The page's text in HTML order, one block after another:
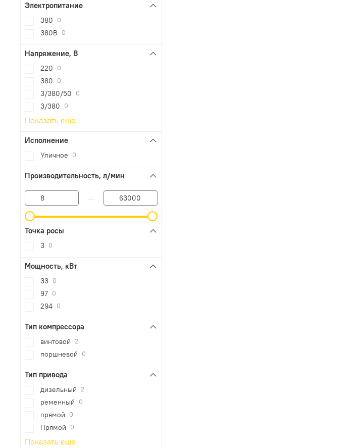
Электропитание
380 0
380В 0
Напряжение, В
220 0
380 0
3/380/50 0
3/380 0
Показать еще
Исполнение
Уличное 0
Производительность, л/мин
Точка росы
3 0
Мощность, кВт
33 0
97 0
294 0
Тип компрессора
винтовой 2
поршневой 0
Тип привода
дизельный 2
ременный 0
прямой 0
Прямой 0
Показать еще